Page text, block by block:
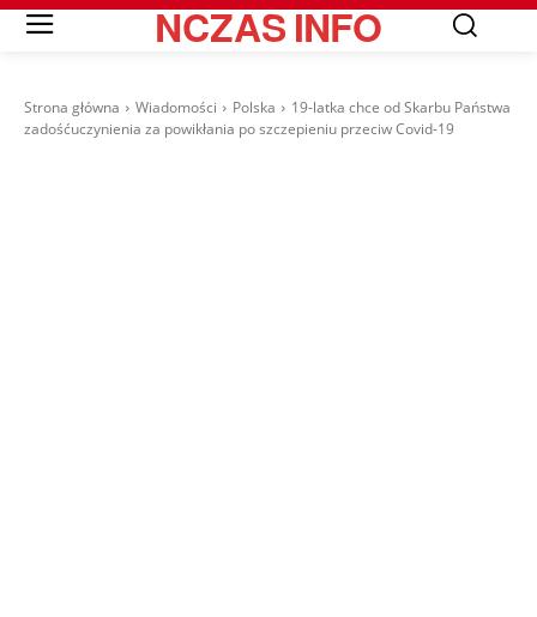
NCZASINFO
Strona główna Wiadomości Polska
19-latka chce od Skarbu Państwa
zadośćuczynienia za powikłania po szczepieniu przeciw Covid-19